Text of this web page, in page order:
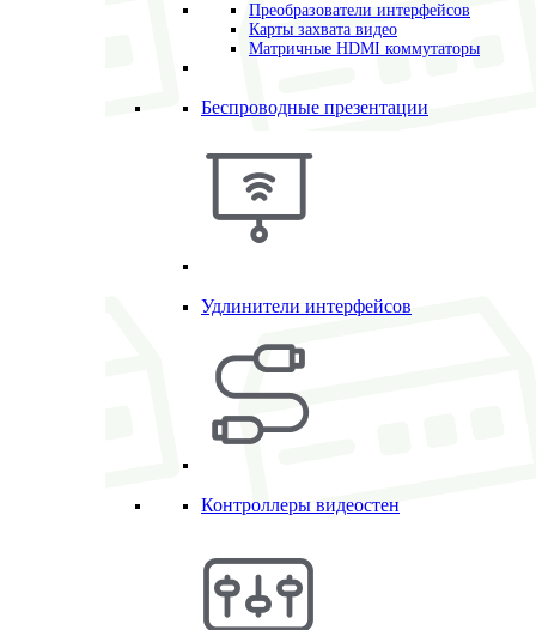
Преобразователи интерфейсов
Карты захвата видео
Матричные HDMI коммутаторы
Беспроводные презентации
Удлинители интерфейсов
Контроллеры видеостен